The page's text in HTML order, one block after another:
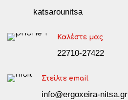
katsarounitsa
Καλέστε μας
22710-27422
Στείλτε email
info@ergoxeira-nitsa.gr